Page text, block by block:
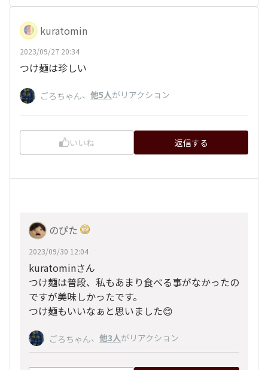
kuratomin
2023/09/27 20:34
つけ麺は珍しい
ごろちゃん、 他5人がリアクション
いいね 返信する
のぴた
2023/09/30 12:04
kuratominさん
つけ麺は普段、私もあまり食べる事がなかったの
ですが美味しかったです。
つけ麺もいいなぁと思いました😊
ごろちゃん、 他3人がリアクション